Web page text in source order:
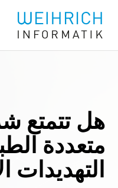
هل تتمتع
متعددة
التهديدات